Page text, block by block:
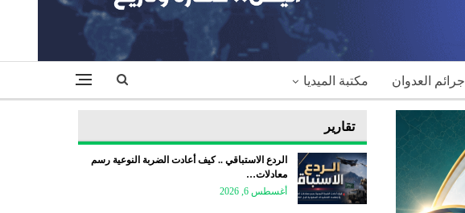
جرائم العدوان مكتبة الميديا
تقارير
الردع الاستباقي .. كيف أعادت الضربة النوعية رسم
معادلات…
أغسطس 6, 2026